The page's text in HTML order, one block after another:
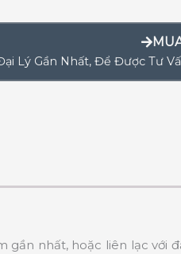
Lý Gần Nhất, Để Được Tư
nhất, hoặc liên lạc với